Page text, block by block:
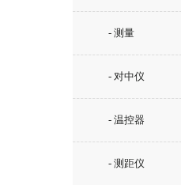
- 测量
- 对中仪
- 温控器
- 测距仪